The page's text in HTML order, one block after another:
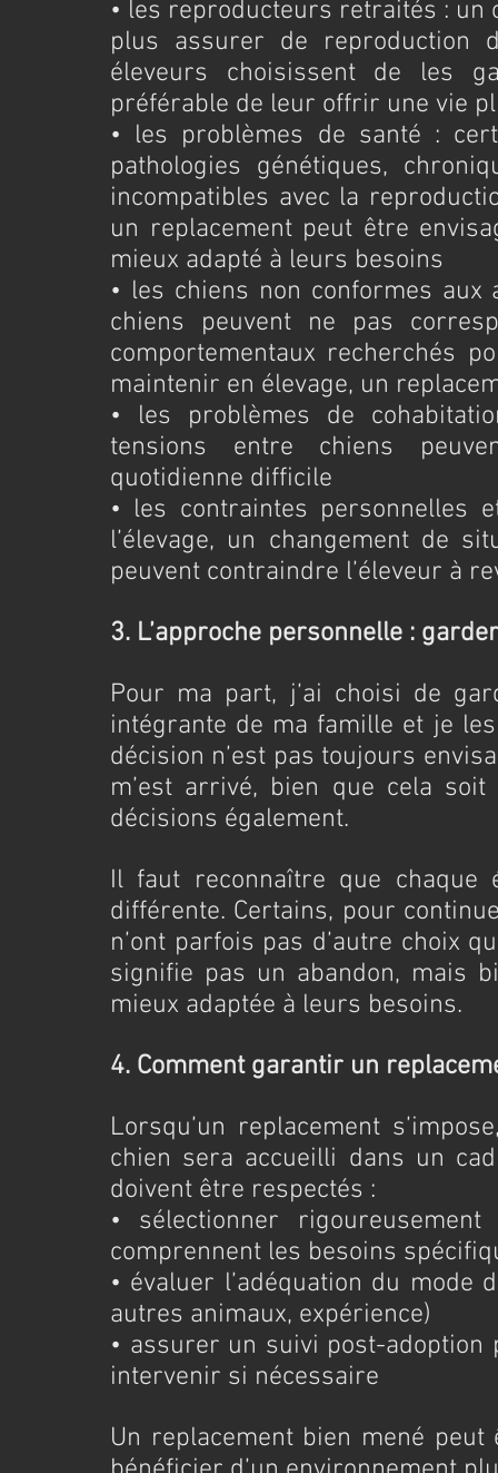
• les reproducteurs retraités :
plus assurer de reproduction
éleveurs choisissent de les
préférable de leur offrir une vie
• les problèmes de santé :
pathologies génétiques,
incompatibles avec la
un replacement peut être
mieux adapté à leurs besoins
• les chiens non conformes aux
chiens peuvent ne pas
comportementaux recherchés
maintenir en élevage, un
• les problèmes de
tensions entre chiens
quotidienne difficile
• les contraintes personnelles
l’élevage, un changement de
peuvent contraindre l’éleveur à
3. L’approche personnelle :
Pour ma part, j’ai choisi de
intégrante de ma famille et je
décision n’est pas toujours
m’est arrivé, bien que cela
décisions également.
Il faut reconnaître que
différente. Certains, pour
n’ont parfois pas d’autre choix
signifie pas un abandon, mais
mieux adaptée à leurs besoins.
4. Comment garantir un
Lorsqu’un replacement
chien sera accueilli dans un
doivent être respectés :
• sélectionner
comprennent les besoins
• évaluer l’adéquation du mode
autres animaux, expérience)
• assurer un suivi post-
intervenir si nécessaire
Un replacement bien mené